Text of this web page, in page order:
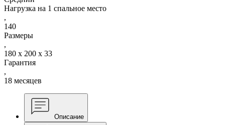
Нагрузка на 1 спальное место
,
140
Размеры
,
180 x 200 x 33
Гарантия
,
18 месяцев
Описание